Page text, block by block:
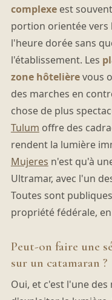
complexeest
portion orientée
l'heure dorée sans
l'établissement. Les
zone hôtelièrevous
des marches en
chose de plus
Tulum offre des
rendent la lumière
Mujeres n'est qu'à
Ultramar, avec l'un
Toutes sont
propriété fédérale,
Peut-on faire une
sur un catamaran ?
Oui, et c'est l'une